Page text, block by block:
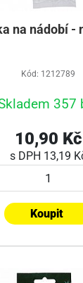
na nádobí -
Kód: 1212789
357
10,90 Kč
s DPH 13,19
Koupit